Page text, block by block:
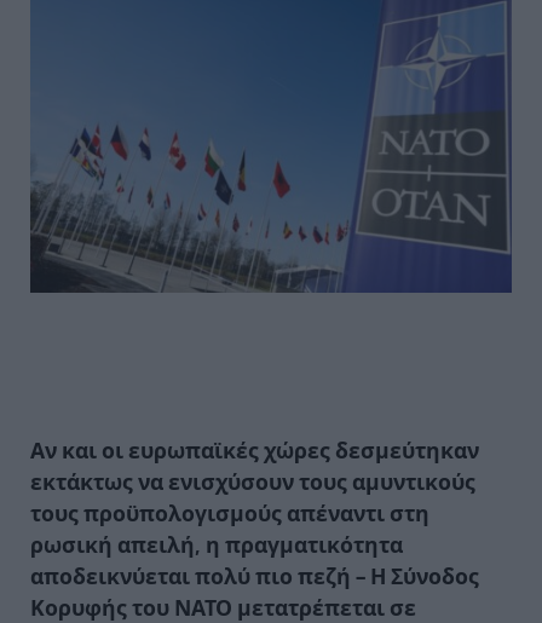
Αν και οι ευρωπαϊκές χώρες δεσμεύτηκαν
εκτάκτως να ενισχύσουν τους αμυντικούς
τους προϋπολογισμούς απέναντι στη
ρωσική απειλή, η πραγματικότητα
αποδεικνύεται πολύ πιο πεζή – Η Σύνοδος
Κορυφής του ΝΑΤΟ μετατρέπεται σε